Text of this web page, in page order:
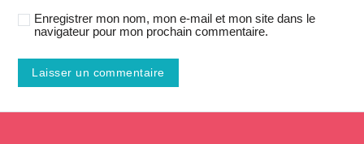
Enregistrer mon nom, mon e-mail et mon site dans le
navigateur pour mon prochain commentaire.